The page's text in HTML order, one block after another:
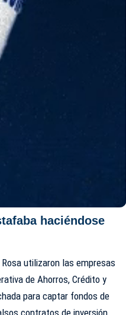
haciéndose
utilizaron las empresas
de Ahorros, Crédito y
para captar fondos de
contratos de inversión.